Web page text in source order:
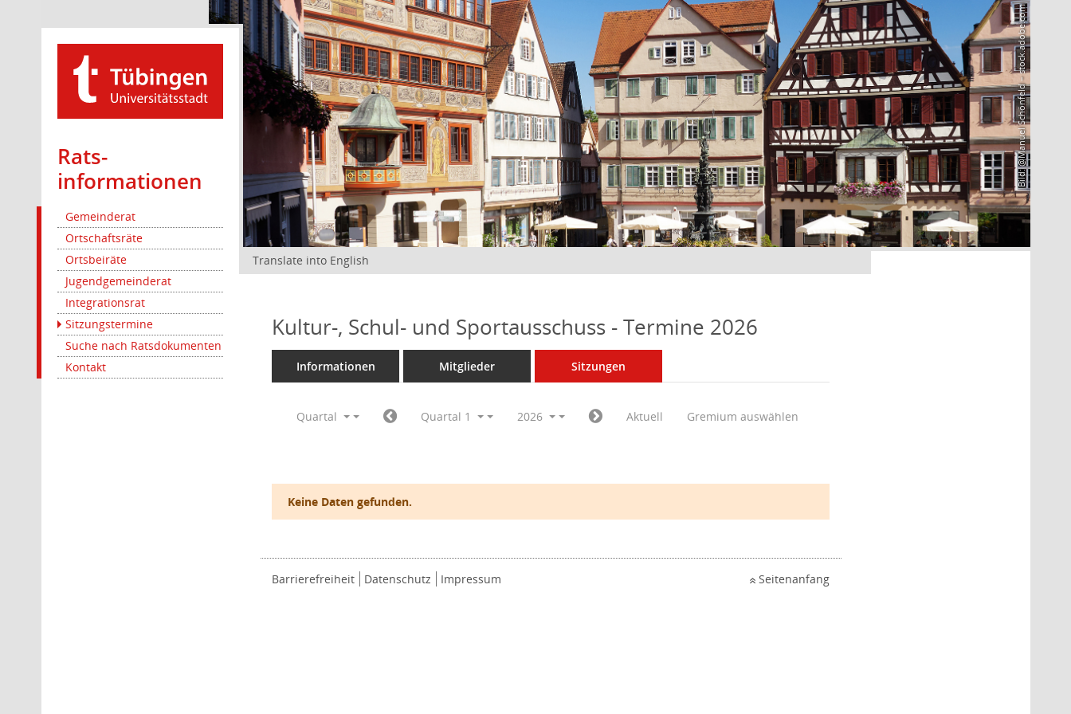
Rats­
informationen
Gemeinderat
Ortschaftsräte
Ortsbeiräte
Jugendgemeinderat
Integrationsrat
Sitzungstermine
Suche nach Ratsdokumenten
Kontakt
Bild: @Manuel Schönfeld – stock.adobe.com
Translate into English
Kultur-, Schul- und Sportausschuss - Termine 2026
Informationen Mitglieder Sitzungen
Quartal Quartal 1 2026 Aktuell Gremium auswählen
Keine Daten gefunden.
Barrierefreiheit Datenschutz Impressum Seitenanfang